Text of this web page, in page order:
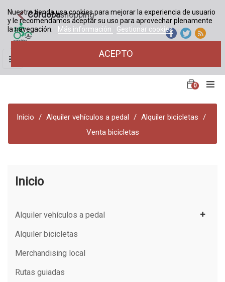
Córdobashopping
Nuestra tienda usa cookies para mejorar la experiencia de usuario
y le recomendamos aceptar su uso para aprovechar plenamente
la navegación.
Más información Gestionar cookies
ACEPTO
Navegación
de
palanca
☰
0
Inicio Alquiler vehículos a pedal
Alquiler bicicletas
Venta bicicletas
Inicio
Alquiler vehículos a pedal
Alquiler bicicletas
Merchandising local
Rutas guiadas